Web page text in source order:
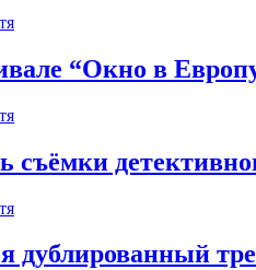
“Окно в
съёмки
дублированный